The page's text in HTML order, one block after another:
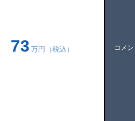
73 万円（税込） コメン